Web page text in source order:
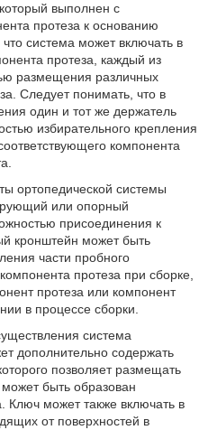
выполнен с
протеза к основанию
система может включать в
протеза, каждый из
размещения различных
Следует понимать, что в
один и тот же держатель
избирательного крепления
компонента
ортопедической системы
или опорный
присоединения к
кронштейн может быть
части пробного
протеза при сборке,
протеза или компонент
в процессе сборки.
система
дополнительно содержать
позволяет размещать
быть образован
Ключ может также включать в
от поверхностей в